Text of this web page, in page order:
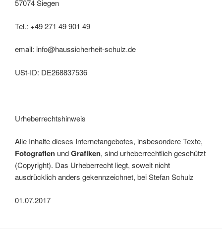
57074 Siegen
Tel.: +49 271 49 901 49
email: info@haussicherheit-schulz.de
USt-ID: DE268837536
Urheberrechtshinweis
Alle Inhalte dieses Internetangebotes, insbesondere Texte,
Fotografien undGrafiken, sind urheberrechtlich geschützt
(Copyright). Das Urheberrecht liegt, soweit nicht
ausdrücklich anders gekennzeichnet, bei Stefan Schulz
01.07.2017